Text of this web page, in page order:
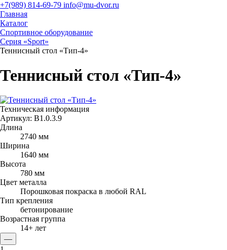
+7(989) 814-69-79 info@mu-dvor.ru
Главная
Каталог
Спортивное оборудование
Серия «Sport»
Теннисный стол «Тип-4»
Теннисный стол «Тип-4»
Техническая информация
Артикул: В1.0.3.9
Длина
2740 мм
Ширина
1640 мм
Высота
780 мм
Цвет металла
Порошковая покраска в любой RAL
Тип крепления
бетонирование
Возрастная группа
14+ лет
—